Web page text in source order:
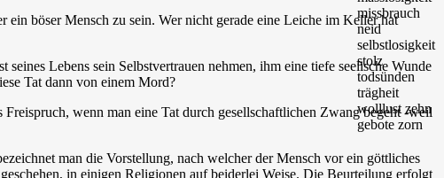
böser Mensch zu sein. Wer nicht gerade eine Leiche im Keller hat
Lebens sein Selbstvertrauen nehmen, ihm eine tiefe seelische Wunde
Tat dann von einem Mord?
wenn man eine Tat durch gesellschaftlichen Zwang begeht -weil
man die Vorstellung, nach welcher der Mensch vor ein göttliches
in einigen Religionen auf beiderlei Weise. Die Beurteilung erfolgt